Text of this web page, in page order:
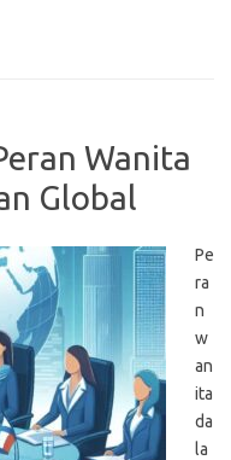
Wanita
Global
Pe
ra
n
w
an
ita
da
la